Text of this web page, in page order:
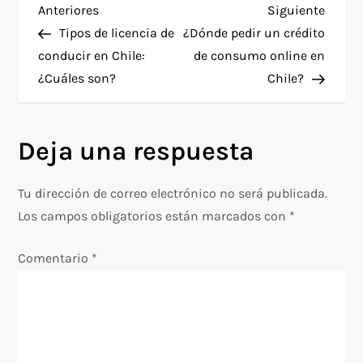
persona tiene…
N
a
v
g
a
Entrada
anterior
Anteriores
Tipos de licencia de
conducir en Chile:
¿Cuáles son?
Siguiente
¿Dónde pedir un crédito
de consumo online en
Chile?
Deja una respuesta
Tu dirección de correo electrónico no será publicada.
Los campos obligatorios están marcados con *
Comentario *